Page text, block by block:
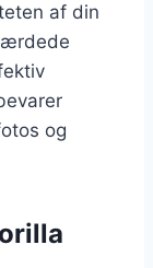
af din
og